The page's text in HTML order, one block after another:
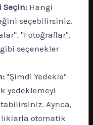
Seçin: Hangi
seçebilirsiniz.
"Fotoğraflar",
seçenekler
"Şimdi Yedekle"
yedeklemeyi
Ayrıca,
otomatik